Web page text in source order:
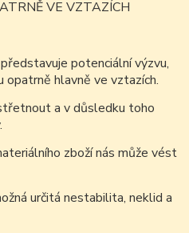
VE VZTAZÍCH
potenciální výzvu,
hlavně ve vztazích.
a v důsledku toho
zboží nás může vést
určitá nestabilita, neklid a